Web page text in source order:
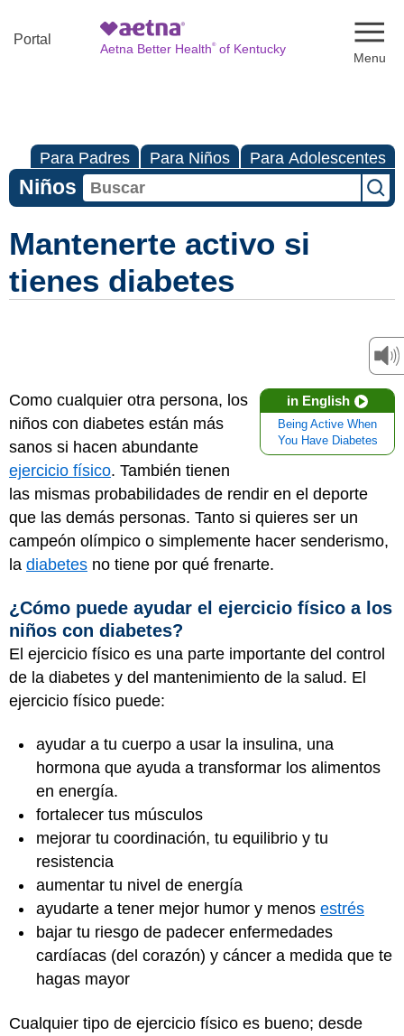
Portal
Aetna Better Health®of Kentucky
Para Padres Para Niños Para Adolescentes
Niños
Mantenerte activo si
tienes diabetes
in English
Being Active When
You Have Diabetes
Como cualquier otra persona, los
niños con diabetes están más
sanos si hacen abundante
ejercicio físico. También tienen
las mismas probabilidades de rendir en el deporte
que las demás personas. Tanto si quieres ser un
campeón olímpico o simplemente hacer senderismo,
la diabetes no tiene por qué frenarte.
¿Cómo puede ayudar el ejercicio físico a los
niños con diabetes?
El ejercicio físico es una parte importante del control
de la diabetes y del mantenimiento de la salud. El
ejercicio físico puede:
ayudar a tu cuerpo a usar la insulina, una
hormona que ayuda a transformar los alimentos
en energía.
fortalecer tus músculos
mejorar tu coordinación, tu equilibrio y tu
resistencia
aumentar tu nivel de energía
ayudarte a tener mejor humor y menos estrés
bajar tu riesgo de padecer enfermedades
cardíacas (del corazón) y cáncer a medida que te
hagas mayor
Cualquier tipo de ejercicio físico es bueno; desde